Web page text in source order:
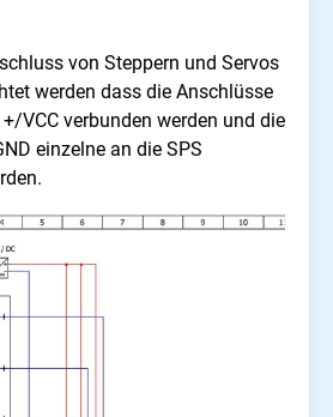
von Steppern und Servos
werden dass die Anschlüsse
VCC verbunden werden und die
einzelne an die SPS